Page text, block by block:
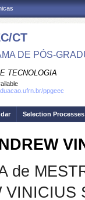
CT
DE PÓS-
TECNOLOGIA
ppgeec
Selection Processes
de